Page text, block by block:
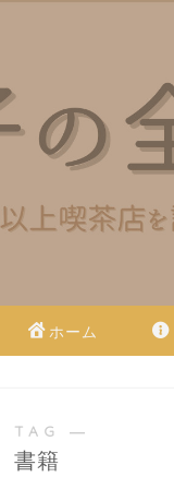
ホーム
TAG ―
書籍